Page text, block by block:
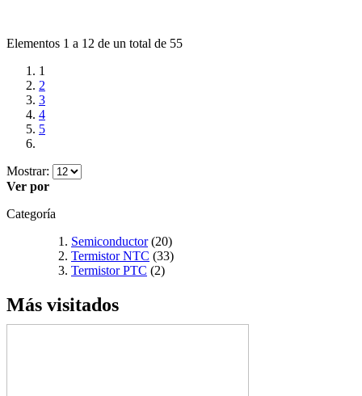
Elementos 1 a 12 de un total de 55
1
2
3
4
5
Mostrar:
Ver por
Categoría
Semiconductor(20)
Termistor NTC (33)
Termistor PTC (2)
Más visitados